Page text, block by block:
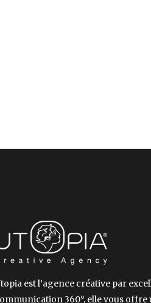
est l’agence créative par
360°, elle vous offre